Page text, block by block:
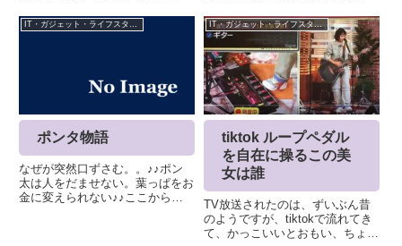
や薬局などで、一般用医薬品（第
2類・第3類医薬品）の販売や情
る！』と思える情報もたくさんあ
りますよね。今回は、私が実際に
『せっかち勉強』を見て、日常生
活で役立ったと感じたネタ、えー
と思っ...
ポンタ物語
なぜが突然口ずさむ。。♪♪ポン
太は人をだませない。葉っぱをお
金に変えられない♪♪ここから先
IT・ガジェット・ライフスタイル
tiktok ループペダル
を自在に操るこの美
女は誰
TV放送されたのは、ずいぶん昔
のようですが、tiktokで流れてき
て、かっこいいとおもい、ちょっ